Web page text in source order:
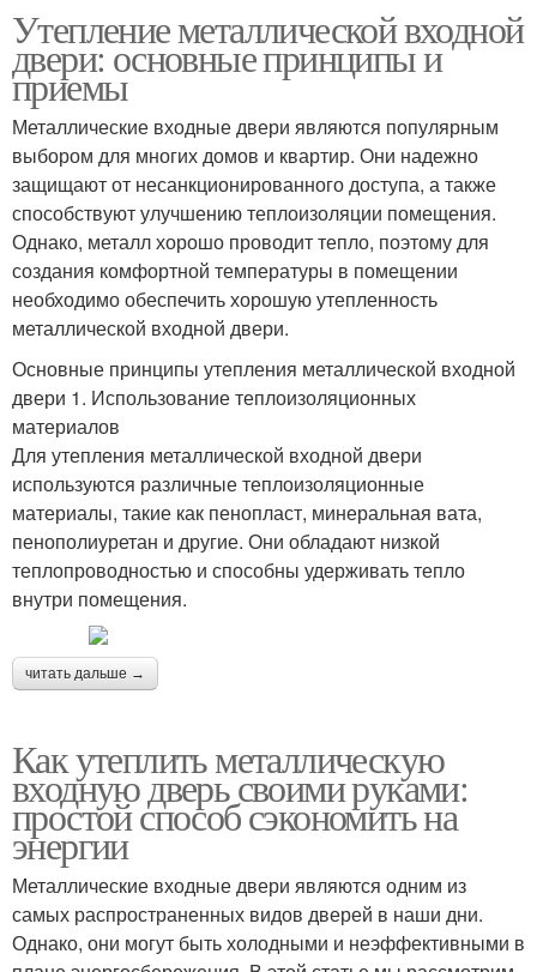
Утепление металлической входной
двери: основные принципы и
приемы
Металлические входные двери являются популярным
выбором для многих домов и квартир. Они надежно
защищают от несанкционированного доступа, а также
способствуют улучшению теплоизоляции помещения.
Однако, металл хорошо проводит тепло, поэтому для
создания комфортной температуры в помещении
необходимо обеспечить хорошую утепленность
металлической входной двери.
Основные принципы утепления металлической входной
двери 1. Использование теплоизоляционных
материалов
Для утепления металлической входной двери
используются различные теплоизоляционные
материалы, такие как пенопласт, минеральная вата,
пенополиуретан и другие. Они обладают низкой
теплопроводностью и способны удерживать тепло
внутри помещения.
читать дальше →
Как утеплить металлическую
входную дверь своими руками:
простой способ сэкономить на
энергии
Металлические входные двери являются одним из
самых распространенных видов дверей в наши дни.
Однако, они могут быть холодными и неэффективными в